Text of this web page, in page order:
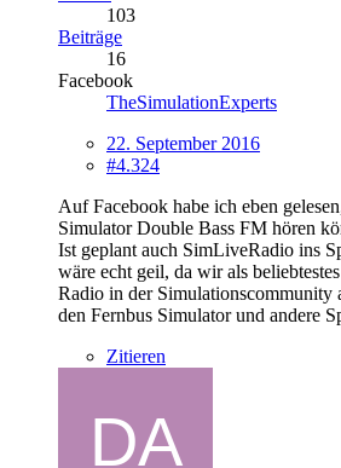
103
Beiträge
16
Facebook
TheSimulationExperts
22. September 2016
#4.324
Auf Facebook habe ich eben
Simulator Double Bass FM hören
Ist geplant auch SimLiveRadio ins
wäre echt geil, da wir als
Radio in der Simulationscommunity
den Fernbus Simulator und andere
Zitieren